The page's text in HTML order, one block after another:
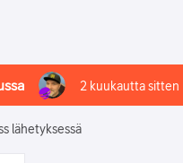
2 kuukautta sitten
lähetyksessä